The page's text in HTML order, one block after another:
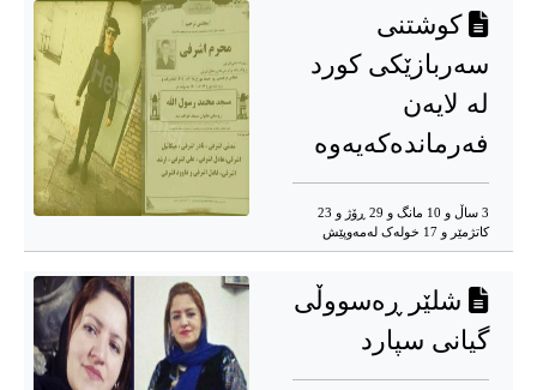
کوشتنی
سەربازێکی کورد
لە لایەن
فەرماندەکەیەوە
3 ساڵ و 10 مانگ و 29 ڕۆژ و 23
کاتژمێر و 17 خوله‌ک له‌مه‌وپێش‌
شلێر ڕەسووڵی
گیانی سپارد